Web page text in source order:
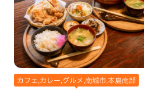
カフェ,カレー,グルメ,南城市,本島南部